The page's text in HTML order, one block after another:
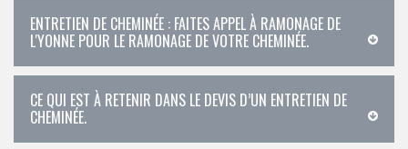
ENTRETIEN DE CHEMINÉE : FAITES APPEL À RAMONAGE DE
L'YONNE POUR LE RAMONAGE DE VOTRE CHEMINÉE.
CE QUI EST À RETENIR DANS LE DEVIS D’UN ENTRETIEN DE
CHEMINÉE.